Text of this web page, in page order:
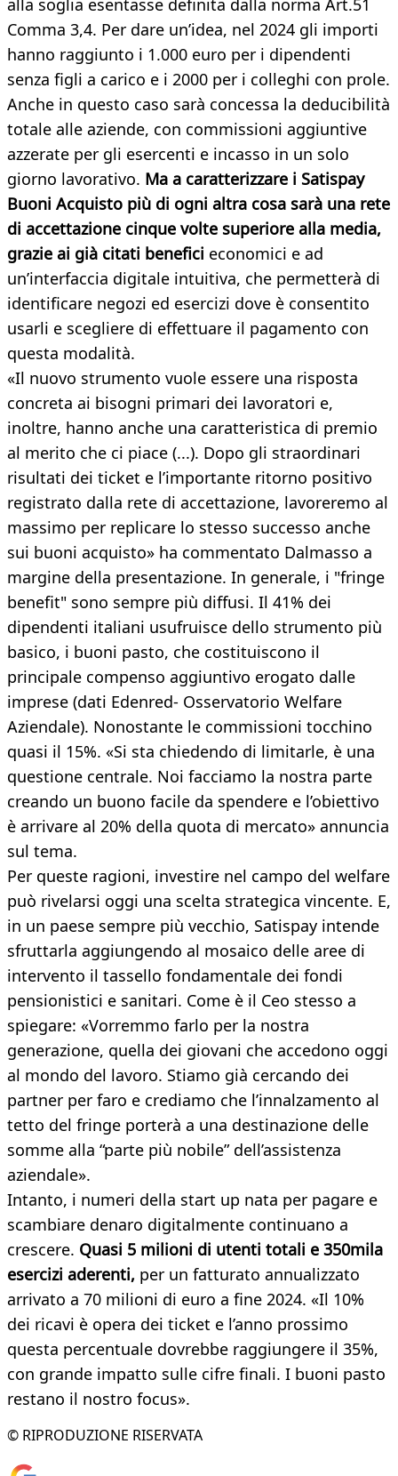
alla soglia esentasse definita dalla norma Art.51
Comma 3,4. Per dare un’idea, nel 2024 gli importi
hanno raggiunto i 1.000 euro per i dipendenti
senza figli a carico e i 2000 per i colleghi con prole.
Anche in questo caso sarà concessa la deducibilità
totale alle aziende, con commissioni aggiuntive
azzerate per gli esercenti e incasso in un solo
giorno lavorativo. Ma a caratterizzare i Satispay
Buoni Acquisto più di ogni altra cosa sarà una rete
di accettazione cinque volte superiore alla media,
grazie ai già citati benefici economici e ad
un’interfaccia digitale intuitiva, che permetterà di
identificare negozi ed esercizi dove è consentito
usarli e scegliere di effettuare il pagamento con
questa modalità.
«Il nuovo strumento vuole essere una risposta
concreta ai bisogni primari dei lavoratori e,
inoltre, hanno anche una caratteristica di premio
al merito che ci piace (...). Dopo gli straordinari
risultati dei ticket e l’importante ritorno positivo
registrato dalla rete di accettazione, lavoreremo al
massimo per replicare lo stesso successo anche
sui buoni acquisto» ha commentato Dalmasso a
margine della presentazione. In generale, i "fringe
benefit" sono sempre più diffusi. Il 41% dei
dipendenti italiani usufruisce dello strumento più
basico, i buoni pasto, che costituiscono il
principale compenso aggiuntivo erogato dalle
imprese (dati Edenred- Osservatorio Welfare
Aziendale). Nonostante le commissioni tocchino
quasi il 15%. «Si sta chiedendo di limitarle, è una
questione centrale. Noi facciamo la nostra parte
creando un buono facile da spendere e l’obiettivo
è arrivare al 20% della quota di mercato» annuncia
sul tema.
Per queste ragioni, investire nel campo del welfare
può rivelarsi oggi una scelta strategica vincente. E,
in un paese sempre più vecchio, Satispay intende
sfruttarla aggiungendo al mosaico delle aree di
intervento il tassello fondamentale dei fondi
pensionistici e sanitari. Come è il Ceo stesso a
spiegare: «Vorremmo farlo per la nostra
generazione, quella dei giovani che accedono oggi
al mondo del lavoro. Stiamo già cercando dei
partner per faro e crediamo che l’innalzamento al
tetto del fringe porterà a una destinazione delle
somme alla “parte più nobile” dell’assistenza
aziendale».
Intanto, i numeri della start up nata per pagare e
scambiare denaro digitalmente continuano a
crescere. Quasi 5 milioni di utenti totali e 350mila
esercizi aderenti, per un fatturato annualizzato
arrivato a 70 milioni di euro a fine 2024. «Il 10%
dei ricavi è opera dei ticket e l’anno prossimo
questa percentuale dovrebbe raggiungere il 35%,
con grande impatto sulle cifre finali. I buoni pasto
restano il nostro focus».
© RIPRODUZIONE RISERVATA